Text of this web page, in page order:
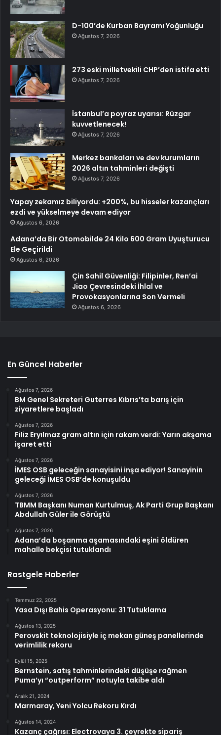
D-100’de Kurban Bayramı Yoğunluğu
Ağustos 7, 2026
273 eski milletvekili CHP’den istifa etti
Ağustos 7, 2026
İstanbul’a poyraz uyarısı: Rüzgar
kuvvetlenecek!
Ağustos 7, 2026
Merkez bankaları ve dev kurumların
2026 altın tahminleri değişti
Ağustos 7, 2026
Yapay zekamız biliyordu: +200%, bu hisseler kazançları
ezdi ve yükselmeye devam ediyor
Ağustos 6, 2026
Adana’da Bir Otomobilde 24 Kilo 600 Gram Uyuşturucu
Ele Geçirildi
Ağustos 6, 2026
Çin Sahil Güvenliği: Filipinler, Ren’ai
Jiao Çevresindeki İhlal ve
Provokasyonlarına Son Vermeli
Ağustos 6, 2026
En Güncel Haberler
Ağustos 7, 2026
BM Genel Sekreteri Guterres Kıbrıs’ta barış için
ziyaretlere başladı
Ağustos 7, 2026
Filiz Eryılmaz gram altın için rakam verdi: Yarın akşama
işaret etti
Ağustos 7, 2026
İMES OSB geleceğin sanayisini inşa ediyor! Sanayinin
geleceği İMES OSB’de konuşuldu
Ağustos 7, 2026
TBMM Başkanı Numan Kurtulmuş, Ak Parti Grup Başkanı
Abdullah Güler ile Görüştü
Ağustos 7, 2026
Adana’da boşanma aşamasındaki eşini öldüren
mahalle bekçisi tutuklandı
Rastgele Haberler
Temmuz 22, 2025
Yasa Dışı Bahis Operasyonu: 31 Tutuklama
Ağustos 13, 2025
Perovskit teknolojisiyle iç mekan güneş panellerinde
verimlilik rekoru
Eylül 15, 2025
Bernstein, satış tahminlerindeki düşüşe rağmen
Puma’yı “outperform” notuyla takibe aldı
Aralık 21, 2024
Marmaray, Yeni Yolcu Rekoru Kırdı
Ağustos 14, 2024
Kazanç çağrısı: Electrovaya 3. çeyrekte sipariş